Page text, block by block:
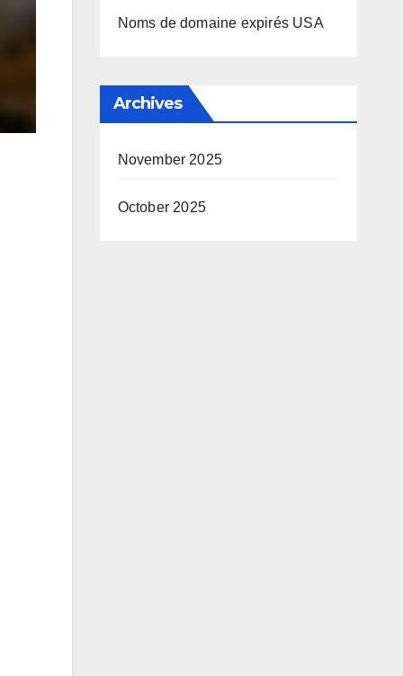
Noms de domaine expirés USA
Archives
November 2025
October 2025